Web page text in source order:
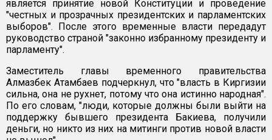
является принятие новой Конституции и проведение
"честных и прозрачных президентских и парламентских
выборов". После этого временные власти передадут
руководство страной "законно избранному президенту и
парламенту".
Заместитель главы временного правительства
Алмазбек Атамбаев подчеркнул, что "власть в Киргизии
сильна, она не рухнет, потому что она истинно народная".
По его словам, "люди, которые должны были выйти на
поддержку бывшего президента Бакиева, получили
деньги, но никто из них на митинги против новой власти